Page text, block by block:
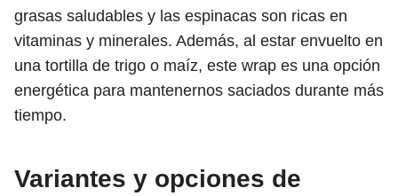
grasas saludables y las espinacas son ricas en
vitaminas y minerales. Además, al estar envuelto en
una tortilla de trigo o maíz, este wrap es una opción
energética para mantenernos saciados durante más
tiempo.
Variantes y opciones de